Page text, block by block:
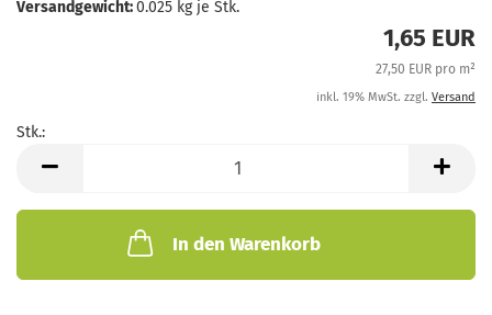
Versandgewicht:0.025 kg je Stk.
1,65 EUR
27,50 EUR pro m²
inkl. 19% MwSt. zzgl. Versand
Stk.:
In den Warenkorb